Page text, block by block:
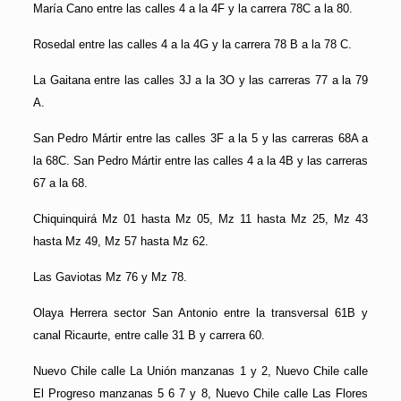
María Cano entre las calles 4 a la 4F y la carrera 78C a la 80.
Rosedal entre las calles 4 a la 4G y la carrera 78 B a la 78 C.
La Gaitana entre las calles 3J a la 3O y las carreras 77 a la 79
A.
San Pedro Mártir entre las calles 3F a la 5 y las carreras 68A a
la 68C. San Pedro Mártir entre las calles 4 a la 4B y las carreras
67 a la 68.
Chiquinquirá Mz 01 hasta Mz 05, Mz 11 hasta Mz 25, Mz 43
hasta Mz 49, Mz 57 hasta Mz 62.
Las Gaviotas Mz 76 y Mz 78.
Olaya Herrera sector San Antonio entre la transversal 61B y
canal Ricaurte, entre calle 31 B y carrera 60.
Nuevo Chile calle La Unión manzanas 1 y 2, Nuevo Chile calle
El Progreso manzanas 5 6 7 y 8, Nuevo Chile calle Las Flores